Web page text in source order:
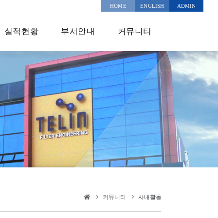
HOME ENGLISH ADMIN
실적현황 부서안내 커뮤니티
커뮤니티 사내활동